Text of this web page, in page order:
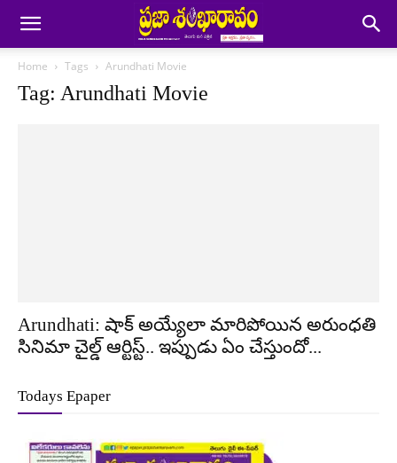
Home Tags Arundhati Movie
Tag: Arundhati Movie
Arundhati: షాక్ అయ్యేలా మారిపోయిన అరుంధతి
సినిమా చైల్డ్ ఆర్టిస్ట్.. ఇప్పుడు ఏం చేస్తుందో...
Todays Epaper